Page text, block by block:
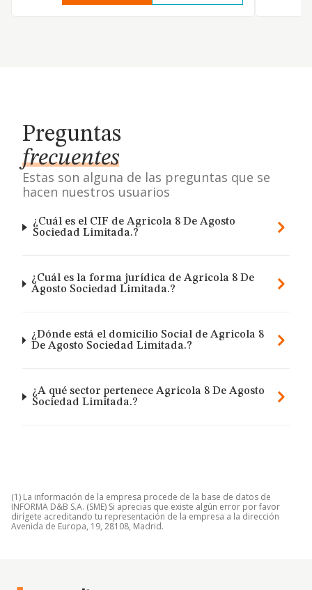
Preguntas
frecuentes
Estas son alguna de las preguntas que se
hacen nuestros usuarios
¿Cuál es el CIF de Agricola 8 De Agosto
Sociedad Limitada.?
¿Cuál es la forma jurídica de Agricola 8 De
Agosto Sociedad Limitada.?
¿Dónde está el domicilio Social de Agricola 8
De Agosto Sociedad Limitada.?
¿A qué sector pertenece Agricola 8 De Agosto
Sociedad Limitada.?
(1) La información de la empresa procede de la base de datos de
INFORMA D&B S.A. (SME) Si aprecias que existe algún error por favor
dirígete acreditando tu representación de la empresa a la dirección
Avenida de Europa, 19, 28108, Madrid.